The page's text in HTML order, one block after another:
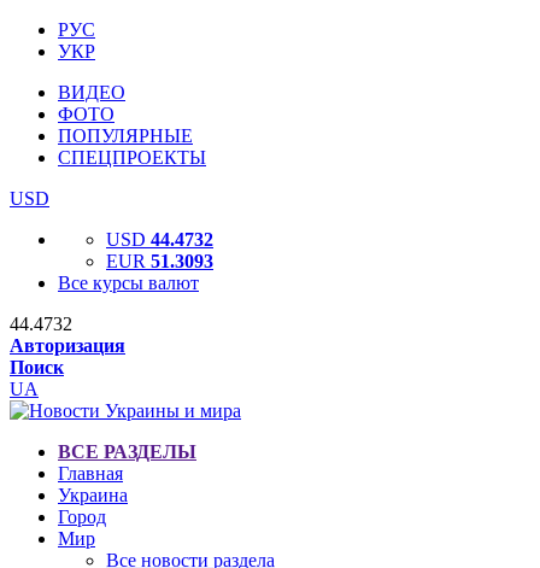
РУС
УКР
ВИДЕО
ФОТО
ПОПУЛЯРНЫЕ
СПЕЦПРОЕКТЫ
USD
USD 44.4732
EUR 51.3093
Все курсы валют
44.4732
Авторизация
Поиск
UA
ВСЕ РАЗДЕЛЫ
Главная
Украина
Город
Мир
Все новости раздела